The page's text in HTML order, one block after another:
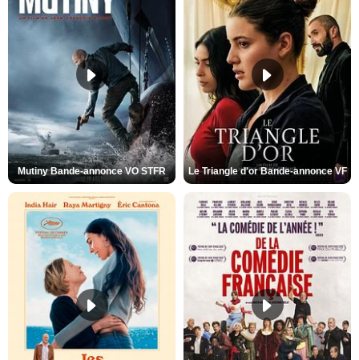
Mutiny Bande-annonce VO STFR Le Triangle d'or Bande-annonce VF